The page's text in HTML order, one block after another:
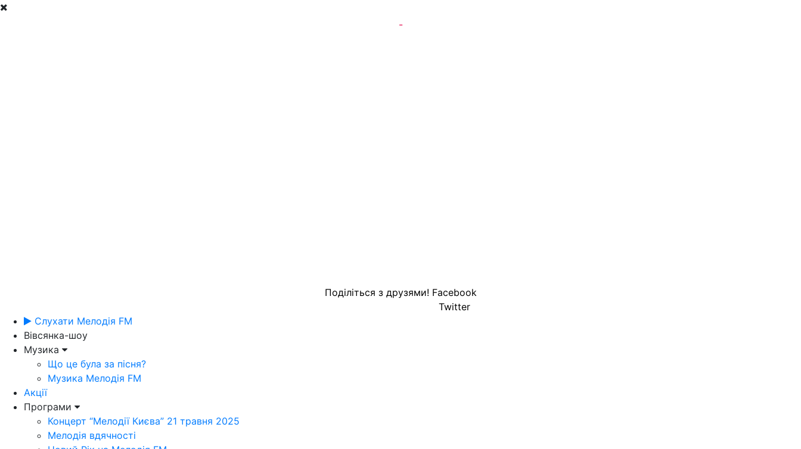
-
Поділіться з друзями! Facebook
Twitter
Слухати Мелодія FM
Вівсянка-шоу
Музика
Що це була за пісня?
Музика Мелодія FM
Акції
Програми
Концерт “Мелодії Києва” 21 травня 2025
Мелодія вдячності